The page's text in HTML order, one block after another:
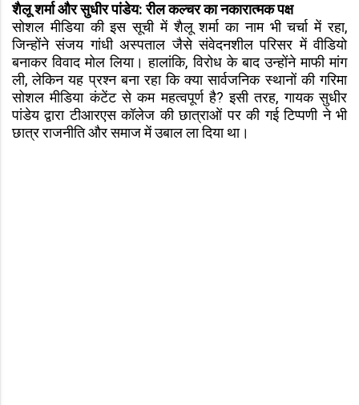
शैलू शर्मा और सुधीर पांडेय: रील कल्चर का नकारात्मक पक्ष
सोशल मीडिया की इस सूची में शैलू शर्मा का नाम भी चर्चा में रहा,
जिन्होंने संजय गांधी अस्पताल जैसे संवेदनशील परिसर में वीडियो
बनाकर विवाद मोल लिया। हालांकि, विरोध के बाद उन्होंने माफी मांग
ली, लेकिन यह प्रश्न बना रहा कि क्या सार्वजनिक स्थानों की गरिमा
सोशल मीडिया कंटेंट से कम महत्वपूर्ण है? इसी तरह, गायक सुधीर
पांडेय द्वारा टीआरएस कॉलेज की छात्राओं पर की गई टिप्पणी ने भी
छात्र राजनीति और समाज में उबाल ला दिया था।